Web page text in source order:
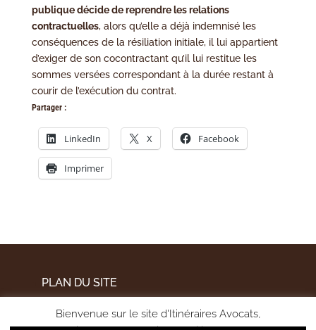
publique décide de reprendre les relations
contractuelles, alors qu’elle a déjà indemnisé les
conséquences de la résiliation initiale, il lui appartient
d’exiger de son cocontractant qu’il lui restitue les
sommes versées correspondant à la durée restant à
courir de l’exécution du contrat.
Partager :
LinkedIn X Facebook
Imprimer
PLAN DU SITE
POLITIQUE DE CONFIDENTIALITÉ
Bienvenue sur le site d'Itinéraires Avocats,